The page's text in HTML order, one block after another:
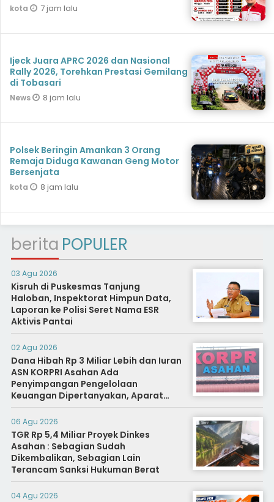
kota 7 jam lalu
Ijeck Juara APRC 2026 dan Nasional
Rally 2026, Torehkan Prestasi Gemilang
di Tobasari
News 8 jam lalu
Polsek Beringin Amankan 3 Orang
Remaja Diduga Kawanan Geng Motor
Bersenjata
kota 8 jam lalu
berita POPULER
03 Agu 2026
Kisruh di Puskesmas Tanjung
Haloban, Inspektorat Himpun Data,
Laporan ke Polisi Seret Nama ESR
Aktivis Pantai
02 Agu 2026
Dana Hibah Rp 3 Miliar Lebih dan Iuran
ASN KORPRI Asahan Ada
Penyimpangan Pengelolaan
Keuangan Dipertanyakan, Aparat
Diminta Segera Usut
06 Agu 2026
TGR Rp 5,4 Miliar Proyek Dinkes
Asahan : Sebagian Sudah
Dikembalikan, Sebagian Lain
Terancam Sanksi Hukuman Berat
04 Agu 2026